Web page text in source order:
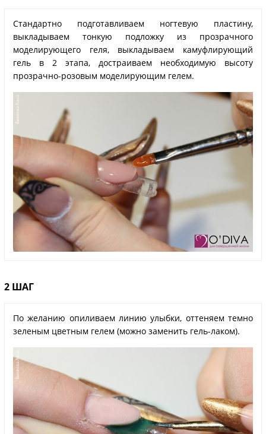
Стандартно подготавливаем ногтевую пластину,
выкладываем тонкую подложку из прозрачного
моделирующего геля, выкладываем камуфлирующий
гель в 2 этапа, достраиваем необходимую высоту
прозрачно-розовым моделирующим гелем.
2 ШАГ
По желанию опиливаем линию улыбки, оттеняем темно
зеленым цветным гелем (можно заменить гель-лаком).